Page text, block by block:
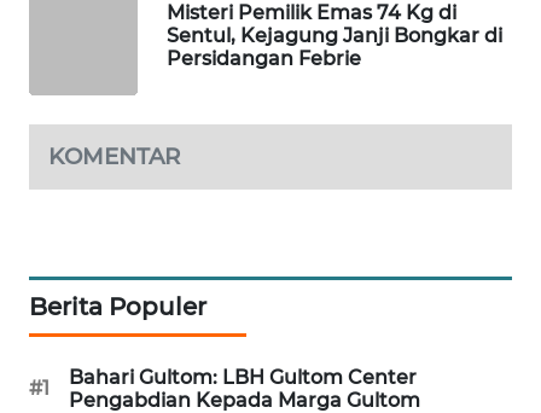
Misteri Pemilik Emas 74 Kg di
Sentul, Kejagung Janji Bongkar di
Persidangan Febrie
KOMENTAR
Berita Populer
#1
Bahari Gultom: LBH Gultom Center
Pengabdian Kepada Marga Gultom
WAHANANEWS
CO ID
WAHANANEWS
WAHANA
SPORT
WAHANA
UMKM